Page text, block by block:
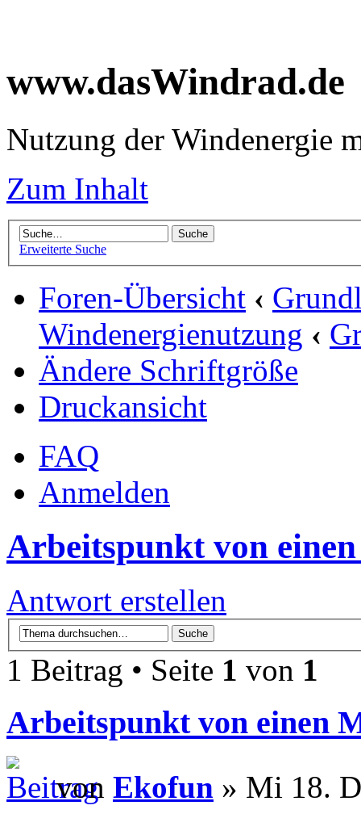
www.dasWindrad.de
Nutzung der Windenergie
Zum Inhalt
Erweiterte Suche
Foren-Übersicht ‹
Windenergienutzung ‹
Ändere Schriftgröße
Druckansicht
FAQ
Anmelden
Arbeitspunkt von
Antwort erstellen
1 Beitrag • Seite 1 von 1
Arbeitspunkt von einen
von Ekofun » Mi 18.